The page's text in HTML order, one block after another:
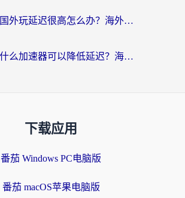
巨兽战场国外玩延迟很高怎么办？海外党亲测的国服游戏加速解决方案
打龙之谷什么加速器可以降低延迟？海外玩家亲测有效的国服加速指南
下载应用
番茄 Windows PC电脑版
番茄 macOS苹果电脑版